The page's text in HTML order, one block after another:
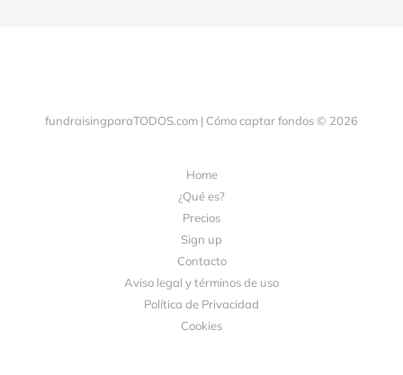
fundraisingparaTODOS.com | Cómo captar fondos © 2026
Home
¿Qué es?
Precios
Sign up
Contacto
Aviso legal y términos de uso
Política de Privacidad
Cookies